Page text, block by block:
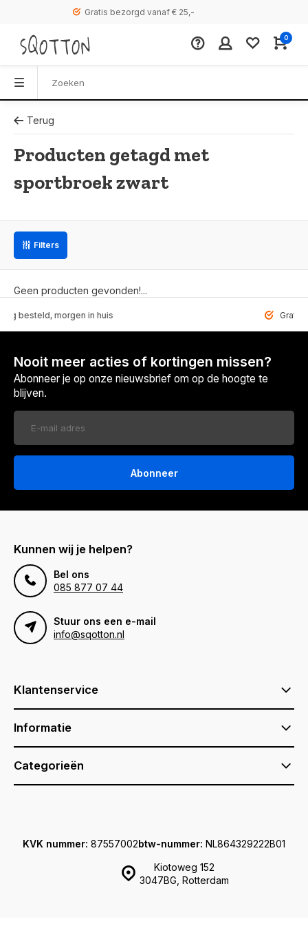
Gratis bezorgd vanaf € 25,-
0
Terug
Producten getagd met
sportbroek zwart
Filters
Geen producten gevonden!...
morgen in huis Gratis
Nooit meer acties of kortingen missen?
Abonneer je op onze nieuwsbrief om op de hoogte te
blijven.
Abonneer
Kunnen wij je helpen?
Bel ons
085 877 07 44
Stuur ons een e-mail
info@sqotton.nl
Klantenservice
Informatie
Categorieën
Kiotoweg 152
3047BG, Rotterdam
KVK nummer: 87557002btw-nummer: NL864329222B01